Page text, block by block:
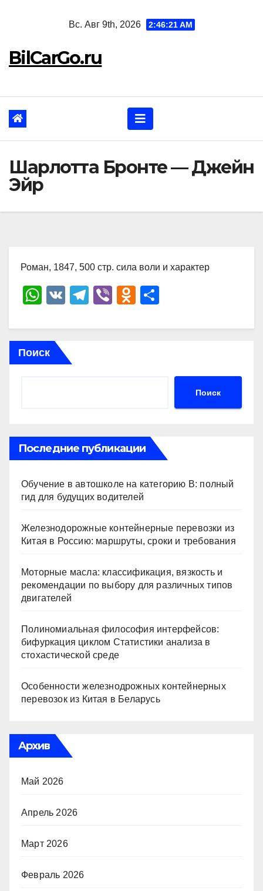
Вс. Авг 9th, 2026 2:46:22 AM
BilCarGo.ru
Шарлотта Бронте — Джейн
Эйр
Роман, 1847, 500 стр. сила воли и характер
W
at
s
A
V
T
e
Vi
er
O
n
ki
р
ть
Поиск
Поиск
Последние публикации
Обучение в автошколе на категорию В: полный
гид для будущих водителей
Железнодорожные контейнерные перевозки из
Китая в Россию: маршруты, сроки и требования
Моторные масла: классификация, вязкость и
рекомендации по выбору для различных типов
двигателей
Полиномиальная философия интерфейсов:
бифуркация циклом Статистики анализа в
стохастической среде
Особенности железнодрожных контейнерных
перевозок из Китая в Беларусь
Архив
Май 2026
Апрель 2026
Март 2026
Февраль 2026